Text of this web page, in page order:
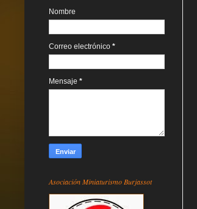
Nombre
Correo electrónico *
Mensaje *
Asociación Miniaturismo Burjassot